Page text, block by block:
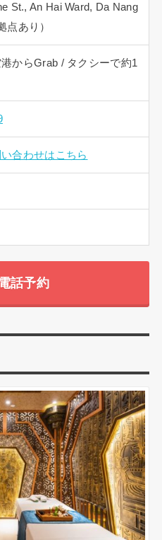
St., An Hai Ward, Da Nang
点あり）
からGrab / タクシーで約1
合わせはこちら
話予約